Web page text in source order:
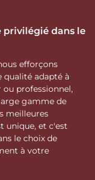
privilégié dans le
efforçons
qualité adapté à
ou professionnel,
gamme de
meilleures
unique, et c'est
le choix de
à votre